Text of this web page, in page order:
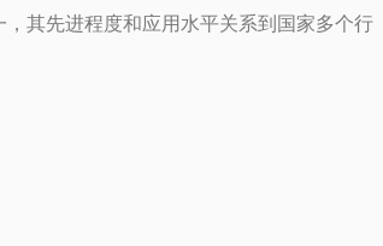
其先进程度和应用水平关系到国家多个行